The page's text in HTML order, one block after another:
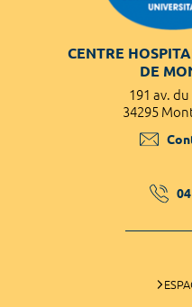
CENTRE
DE
191 av.
34295